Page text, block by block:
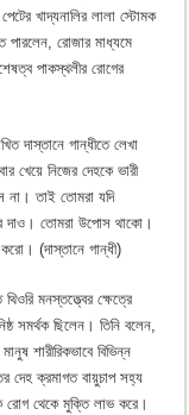
খাদ্যনালির লালা স্টোমক
পারলেন, রোজার মাধ্যমে
পাকস্থলীর রোগের
দাস্তানে গান্ধীতে লেখা
খেয়ে নিজের দেহকে ভারী
তাই তোমরা যদি
দাও। তোমরা উপোস থাকো।
(দাস্তানে গান্ধী)
মনস্তত্ত্বের ক্ষেত্রে
সমর্থক ছিলেন। তিনি বলেন,
শারীরিকভাবে বিভিন্ন
দেহ ক্রমাগত বায়ুচাপ সহ্য
রোগ থেকে মুক্তি লাভ করে।